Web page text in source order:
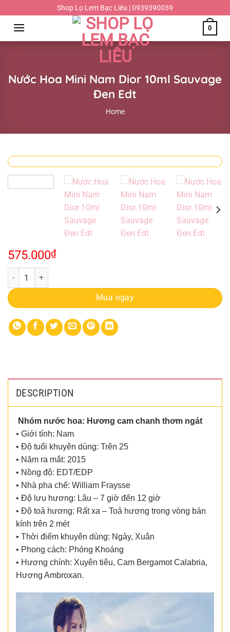
đến
dung
Shop Lọ Lem Bạc Liêu | 0939390039
0
Nước Hoa Mini Nam Dior 10ml Sauvage
Đen Edt
Home
575.000₫
Nước Hoa Mini Nam Dior 10ml Sauvage Đen Edt quantity
Mua ngay
DESCRIPTION
Nhóm nước hoa: Hương cam chanh thơm ngát
• Giới tính: Nam
• Độ tuổi khuyên dùng: Trên 25
• Năm ra mắt: 2015
• Nồng độ: EDT/EDP
• Nhà pha chế: William Fraysse
• Độ lưu hương: Lâu – 7 giờ đến 12 giờ
• Độ toả hương: Rất xa – Toả hương trong vòng bán
kính trên 2 mét
• Thời điểm khuyên dùng: Ngày, Xuân
• Phong cách: Phóng Khoáng
• Hương chính: Xuyên tiêu, Cam Bergamot Calabria,
Hương Ambroxan.